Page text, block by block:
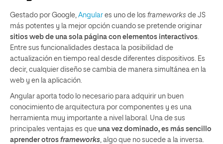
Gestado por Google, Angular es uno de los frameworks de JS
más potentes y la mejor opción cuando se pretende originar
sitios web de una sola página con elementos interactivos.
Entre sus funcionalidades destaca la posibilidad de
actualización en tiempo real desde diferentes dispositivos. Es
decir, cualquier diseño se cambia de manera simultánea en la
web y en la aplicación.
Angular aporta todo lo necesario para adquirir un buen
conocimiento de arquitectura por componentes y es una
herramienta muy importante a nivel laboral. Una de sus
principales ventajas es que una vez dominado, es más sencillo
aprender otros frameworks, algo que no sucede a la inversa.